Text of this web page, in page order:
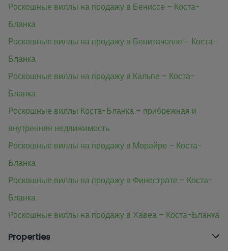
Роскошные виллы на продажу в Бениссе – Коста-
Бланка
Роскошные виллы на продажу в Бенитачелле – Коста-
Бланка
Роскошные виллы на продажу в Кальпе – Коста-
Бланка
Роскошные виллы Коста-Бланка – прибрежная и
внутренняя недвижимость
Роскошные виллы на продажу в Морайре – Коста-
Бланка
Роскошные виллы на продажу в Финестрате – Коста-
Бланка
Роскошные виллы на продажу в Хавеа – Коста-Бланка
Properties